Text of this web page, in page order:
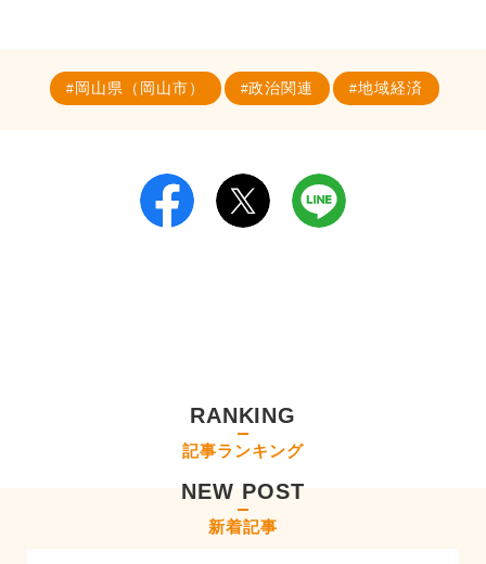
岡山県（岡山市） 政治関連 地域経済
RANKING
記事ランキング
NEW POST
新着記事